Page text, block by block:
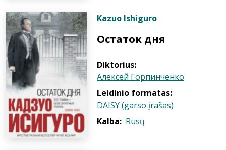
Kazuo Ishiguro
Остаток дня
Diktorius:
Алексей Горпинченко
Leidinio formatas:
DAISY (garso įrašas)
Kalba: Rusų